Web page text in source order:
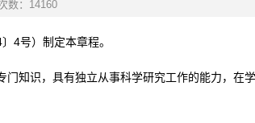
数： 14160
〕4号）制定本章程。
知识，具有独立从事科学研究工作的能力，在